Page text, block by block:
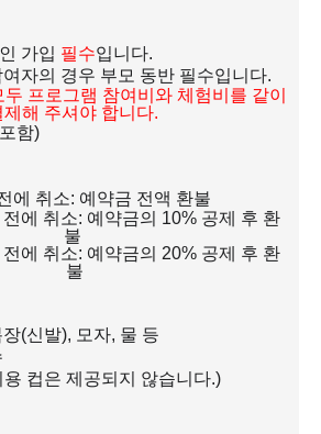
가입 필수입니다.
자의 경우 부모 동반 필수입니다.
프로그램 참여비와 체험비를 같이
제해 주셔야 합니다.
함)
에 취소: 예약금 전액 환불
전에 취소: 예약금의 10% 공제 후 환
불
전에 취소: 예약금의 20% 공제 후 환
불
장(신발), 모자, 물 등
용 컵은 제공되지 않습니다.)